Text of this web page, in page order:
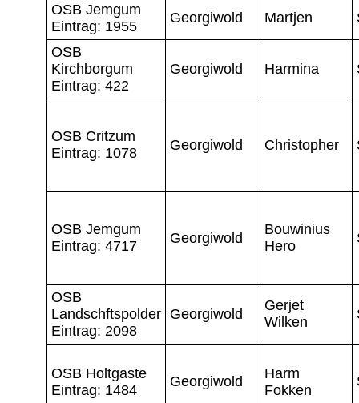
OSB Jemgum
Eintrag: 1955
Georgiwold Martjen
OSB
Kirchborgum
Eintrag: 422
Georgiwold Harmina
OSB Critzum
Eintrag: 1078
Georgiwold Christopher
OSB Jemgum
Eintrag: 4717
Georgiwold
Bouwinius
Hero
OSB
Landschftspolder
Eintrag: 2098
Georgiwold
Gerjet
Wilken
OSB Holtgaste
Eintrag: 1484
Georgiwold
Harm
Fokken